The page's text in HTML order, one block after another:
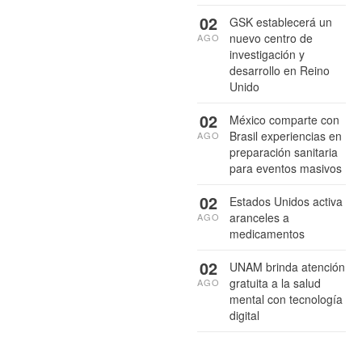
GSK establecerá un
nuevo centro de
investigación y
desarrollo en Reino
Unido
02
AGO
México comparte con
Brasil experiencias en
preparación sanitaria
para eventos masivos
02
AGO
Estados Unidos activa
aranceles a
medicamentos
02
AGO
UNAM brinda atención
gratuita a la salud
mental con tecnología
digital
02
AGO